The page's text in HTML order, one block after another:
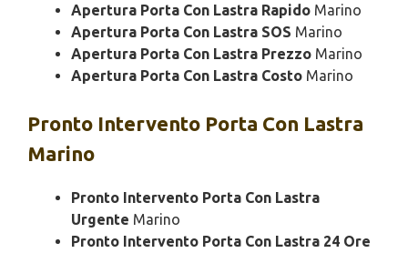
Apertura Porta Con Lastra Rapido Marino
Apertura Porta Con Lastra SOS Marino
Apertura Porta Con Lastra Prezzo Marino
Apertura Porta Con Lastra Costo Marino
Pronto Intervento Porta Con Lastra
Marino
Pronto Intervento Porta Con Lastra
Urgente Marino
Pronto Intervento Porta Con Lastra 24 Ore